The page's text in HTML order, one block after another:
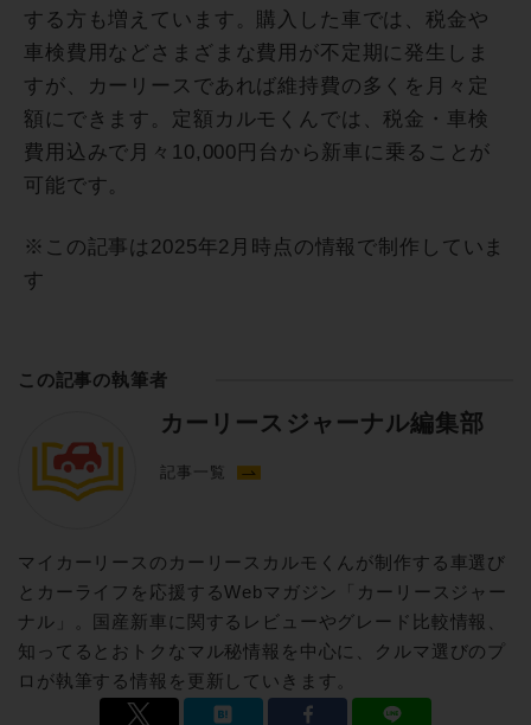
する方も増えています。購入した車では、税金や
車検費用などさまざまな費用が不定期に発生しま
すが、カーリースであれば維持費の多くを月々定
額にできます。定額カルモくんでは、税金・車検
費用込みで月々10,000円台から新車に乗ることが
可能です。
※この記事は2025年2月時点の情報で制作していま
す
この記事の執筆者
カーリースジャーナル編集部
記事一覧
マイカーリースのカーリースカルモくんが制作する車選び
とカーライフを応援するWebマガジン「カーリースジャー
ナル」。国産新車に関するレビューやグレード比較情報、
知ってるとおトクなマル秘情報を中心に、クルマ選びのプ
ロが執筆する情報を更新していきます。